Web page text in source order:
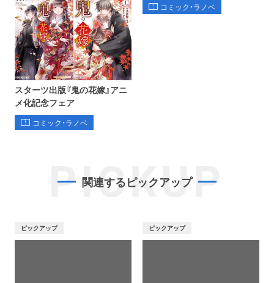
スターツ出版『鬼の花嫁』アニ
メ化記念フェア
コミック・ラノベ
コミック・ラノベ
PICKUP
関連するピックアップ
ピックアップ ピックアップ